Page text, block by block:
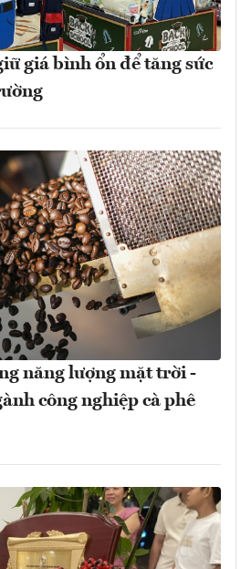
giá bình ổn để tăng sức
năng lượng mặt trời -
công nghiệp cà phê